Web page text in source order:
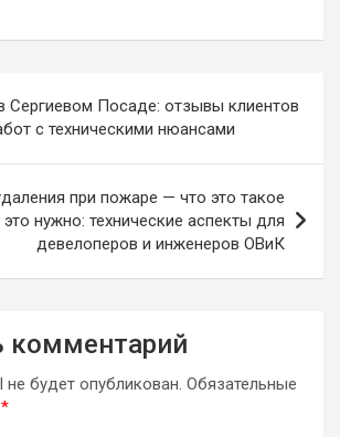
Сергиевом Посаде: отзывы клиентов
с техническими нюансами
при пожаре — что это такое
нужно: технические аспекты для
девелоперов и инженеров ОВиК
комментарий
будет опубликован. Обязательные
*